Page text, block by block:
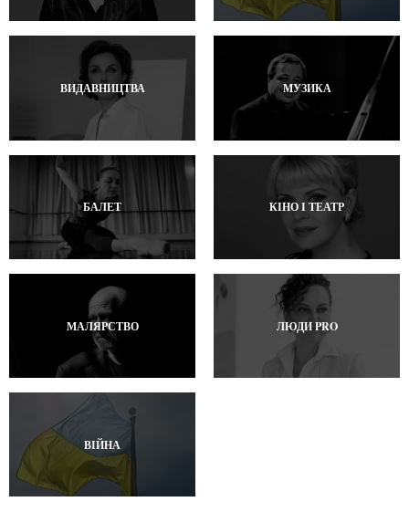
ВИДАВНИЦТВА МУЗИКА
БАЛЕТ КІНО І ТЕАТР
МАЛЯРСТВО ЛЮДИ PRO
ВІЙНА